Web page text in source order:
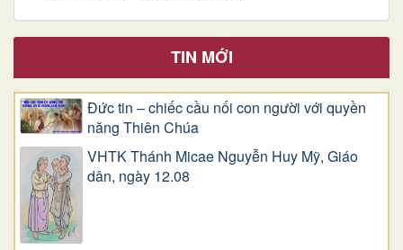
TIN MỚI
Đức tin – chiếc cầu nối con người với quyền
năng Thiên Chúa
VHTK Thánh Micae Nguyễn Huy Mỹ, Giáo
dân, ngày 12.08